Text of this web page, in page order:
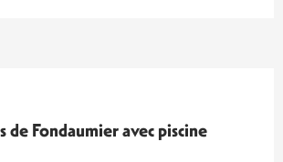
de Fondaumier avec piscine